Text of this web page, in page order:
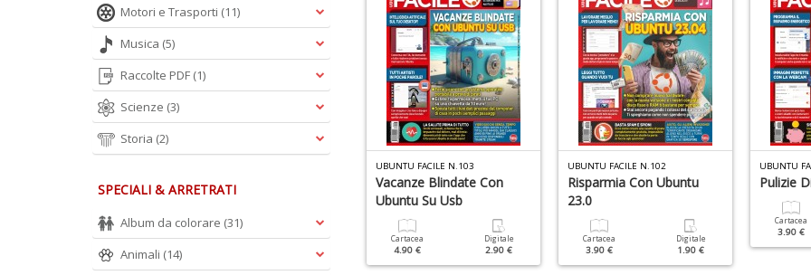
Nel Futuro Con
Digitale
1.90 €
No, È Ubuntu!
Cartacea
3.50 €
Digitale
UBUNTU FACILE N.103
Vacanze Blindate Con
Ubuntu Su Usb
Cartacea
4.90 €
Digitale
2.90 €
UBUNTU FACILE N.102
Risparmia Con Ubuntu
23.0
Cartacea
3.90 €
Digitale
1.90 €
UBUNTU
Pulizie
Cartacea
3.90 €
Motori e Trasporti (11)
Musica (5)
Raccolte PDF (1)
Scienze (3)
Storia (2)
SPECIALI & ARRETRATI
Album da colorare (31)
Animali (14)